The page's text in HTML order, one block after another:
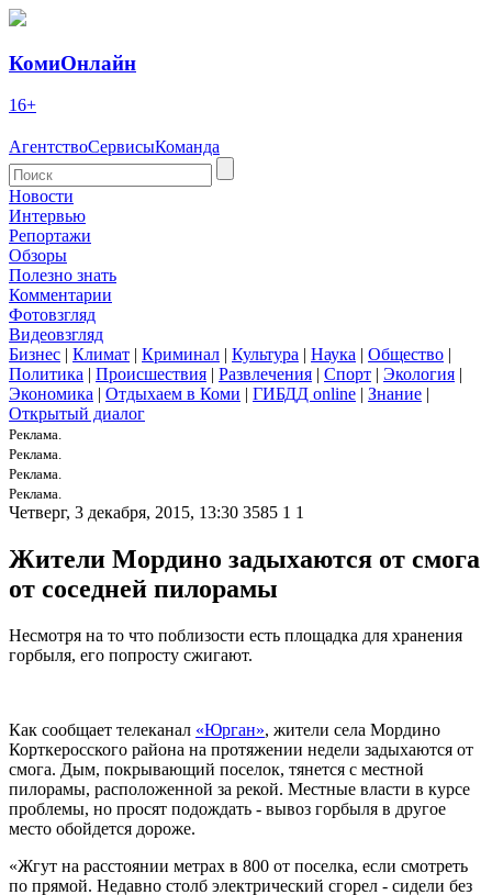
КомиОнлайн
16+
АгентствоСервисыКоманда
Новости
Интервью
Репортажи
Обзоры
Полезно знать
Комментарии
Фотовзгляд
Видеовзгляд
Бизнес | Климат | Криминал | Культура | Наука | Общество |
Политика | Происшествия | Развлечения | Спорт | Экология |
Экономика | Отдыхаем в Коми | ГИБДД online | Знание |
Открытый диалог
Реклама.
Реклама.
Реклама.
Реклама.
Четверг, 3 декабря, 2015, 13:30 3585 1 1
Жители Мордино задыхаются от смога
от соседней пилорамы
Несмотря на то что поблизости есть площадка для хранения
горбыля, его попросту сжигают.
Как сообщает телеканал «Юрган», жители села Мордино
Корткеросского района на протяжении недели задыхаются от
смога. Дым, покрывающий поселок, тянется с местной
пилорамы, расположенной за рекой. Местные власти в курсе
проблемы, но просят подождать - вывоз горбыля в другое
место обойдется дороже.
«Жгут на расстоянии метрах в 800 от поселка, если смотреть
по прямой. Недавно столб электрический сгорел - сидели без